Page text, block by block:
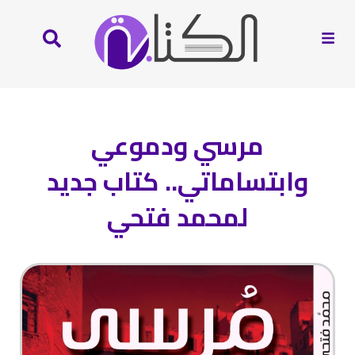
مرسي ودموعي
وابتساماتي.. كتاب جديد
لمحمد فتحي